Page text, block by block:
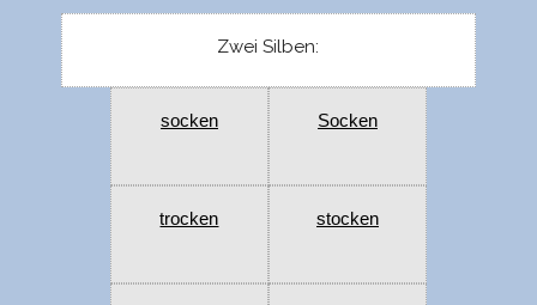
Zwei Silben:
socken Socken
trocken stocken